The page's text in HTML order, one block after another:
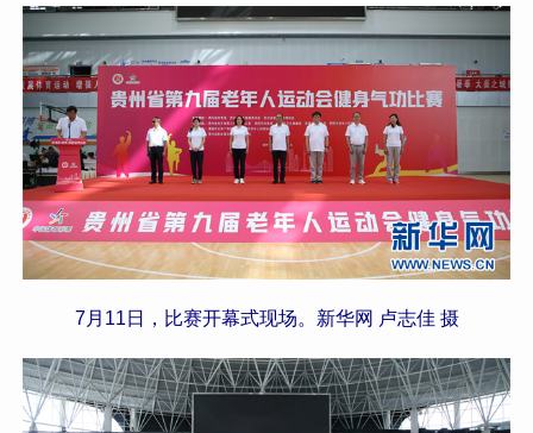
7月11日，比赛开幕式现场。新华网 卢志佳 摄